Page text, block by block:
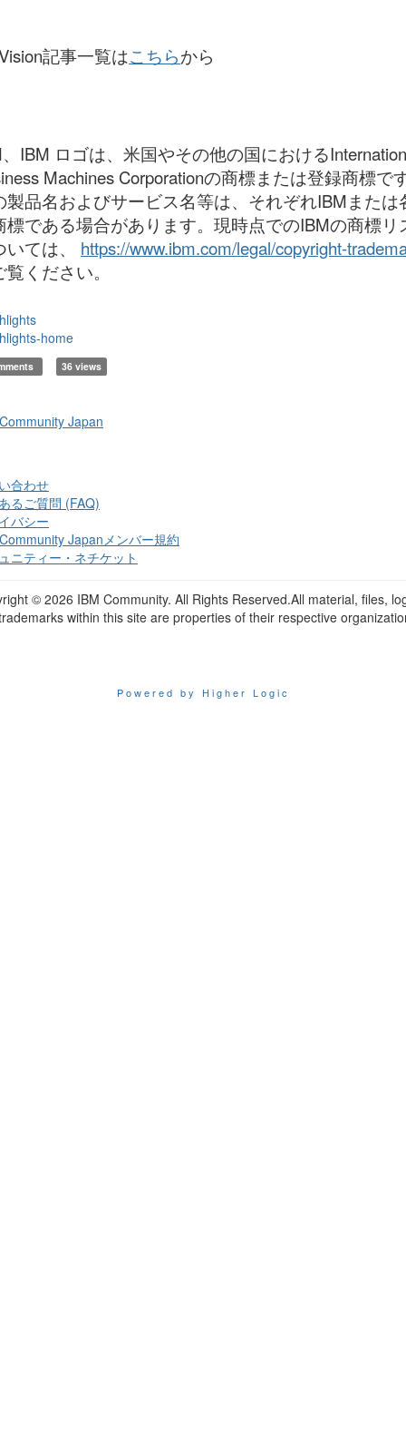
記事一覧はこちらから
IBM ロゴは、米国やその他の国における
Machines Corporationの商標または登録商標で
製品名およびサービス名等は、それぞれIBMまたは
標である場合があります。現時点でのIBMの商標リ
いては、 https://www.ibm.com/legal/copyright-
ください。
home
36 views
Japan
合わせ
るご質問 (FAQ)
バシー
Japanメンバー規約
ニティー・ネチケット
© 2026 IBM Community. All Rights Reserved.All material, files,
within this site are properties of their respective
Powered by Higher Logic